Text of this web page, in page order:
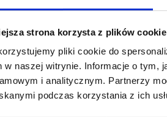
strona korzysta z plików cookie
pliki cookie do
w naszej witrynie. Informacje o tym,
i analitycznym. Partnerzy
podczas korzystania z ich